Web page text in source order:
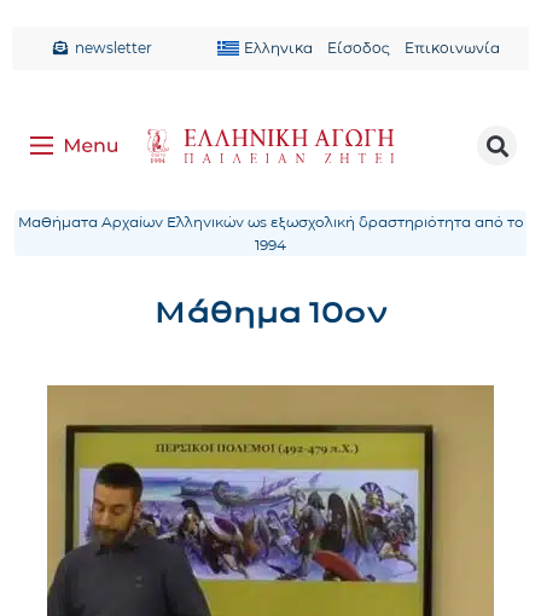
newsletter Ελληνικα Είσοδος Επικοινωνία
Μαθήματα Αρχαίων Ελληνικών ως εξωσχολική δραστηριότητα από το
1994
Μάθημα 10ον